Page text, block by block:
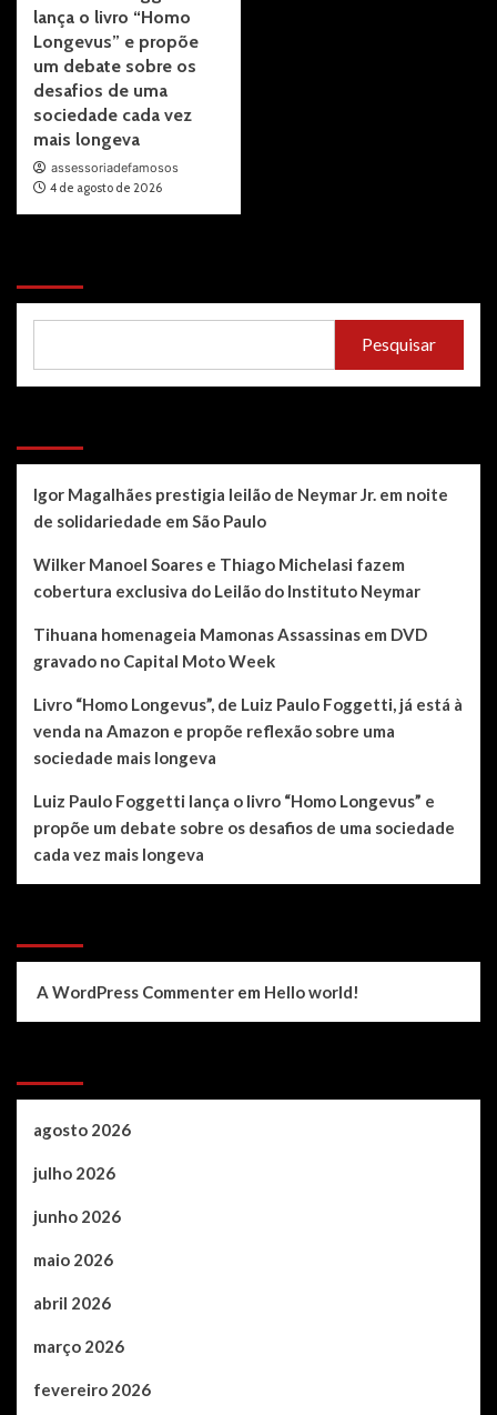
lança o livro “Homo
Longevus” e propõe
um debate sobre os
desafios de uma
sociedade cada vez
mais longeva
assessoriadefamosos
4 de agosto de 2026
Pesquisar
Igor Magalhães prestigia leilão de Neymar Jr. em noite
de solidariedade em São Paulo
Wilker Manoel Soares e Thiago Michelasi fazem
cobertura exclusiva do Leilão do Instituto Neymar
Tihuana homenageia Mamonas Assassinas em DVD
gravado no Capital Moto Week
Livro “Homo Longevus”, de Luiz Paulo Foggetti, já está à
venda na Amazon e propõe reflexão sobre uma
sociedade mais longeva
Luiz Paulo Foggetti lança o livro “Homo Longevus” e
propõe um debate sobre os desafios de uma sociedade
cada vez mais longeva
A WordPress Commenter em Hello world!
agosto 2026
julho 2026
junho 2026
maio 2026
abril 2026
março 2026
fevereiro 2026